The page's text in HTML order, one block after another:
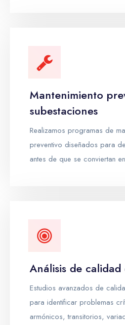
Mantenimiento
subestaciones
Realizamos programas de
preventivo diseñados para
antes de que se conviertan
Análisis de
Estudios avanzados de
para identificar problemas
armónicos, transitorios,